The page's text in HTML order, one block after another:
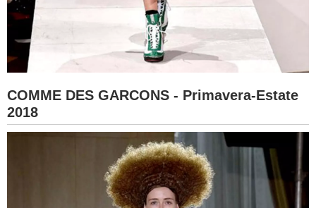
COMME DES GARCONS - Primavera-Estate
2018